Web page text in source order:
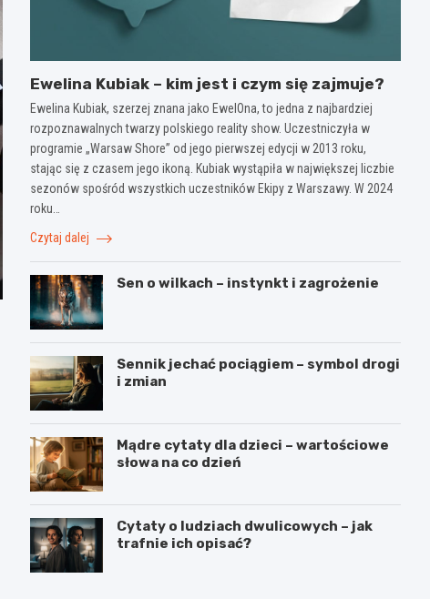
Ewelina Kubiak – kim jest i czym się zajmuje?
Ewelina Kubiak, szerzej znana jako EwelOna, to jedna z najbardziej
rozpoznawalnych twarzy polskiego reality show. Uczestniczyła w
programie „Warsaw Shore” od jego pierwszej edycji w 2013 roku,
stając się z czasem jego ikoną. Kubiak wystąpiła w największej liczbie
sezonów spośród wszystkich uczestników Ekipy z Warszawy. W 2024
roku…
Czytaj dalej
Sen o wilkach – instynkt i zagrożenie
Sennik jechać pociągiem – symbol drogi
i zmian
Mądre cytaty dla dzieci – wartościowe
słowa na co dzień
Cytaty o ludziach dwulicowych – jak
trafnie ich opisać?